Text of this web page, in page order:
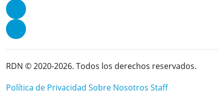
RDN © 2020-2026. Todos los derechos reservados.
Política de Privacidad Sobre Nosotros Staff